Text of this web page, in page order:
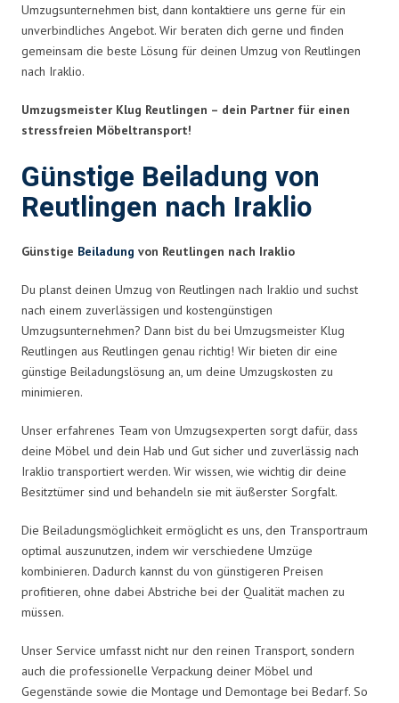
Umzugsunternehmen bist, dann kontaktiere uns gerne für ein
unverbindliches Angebot. Wir beraten dich gerne und finden
gemeinsam die beste Lösung für deinen Umzug von Reutlingen
nach Iraklio.
Umzugsmeister Klug Reutlingen – dein Partner für einen
stressfreien Möbeltransport!
Günstige Beiladung von
Reutlingen nach Iraklio
Günstige Beiladung von Reutlingen nach Iraklio
Du planst deinen Umzug von Reutlingen nach Iraklio und suchst
nach einem zuverlässigen und kostengünstigen
Umzugsunternehmen? Dann bist du bei Umzugsmeister Klug
Reutlingen aus Reutlingen genau richtig! Wir bieten dir eine
günstige Beiladungslösung an, um deine Umzugskosten zu
minimieren.
Unser erfahrenes Team von Umzugsexperten sorgt dafür, dass
deine Möbel und dein Hab und Gut sicher und zuverlässig nach
Iraklio transportiert werden. Wir wissen, wie wichtig dir deine
Besitztümer sind und behandeln sie mit äußerster Sorgfalt.
Die Beiladungsmöglichkeit ermöglicht es uns, den Transportraum
optimal auszunutzen, indem wir verschiedene Umzüge
kombinieren. Dadurch kannst du von günstigeren Preisen
profitieren, ohne dabei Abstriche bei der Qualität machen zu
müssen.
Unser Service umfasst nicht nur den reinen Transport, sondern
auch die professionelle Verpackung deiner Möbel und
Gegenstände sowie die Montage und Demontage bei Bedarf. So